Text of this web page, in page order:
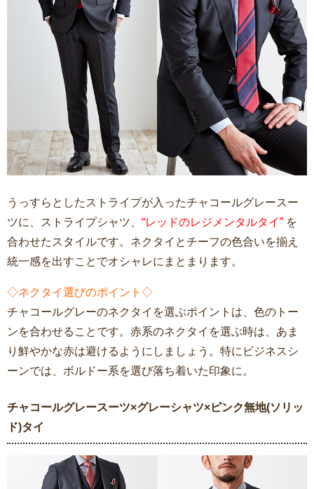
うっすらとしたストライプが入ったチャコールグレースー
ツに、ストライプシャツ、 “レッドのレジメンタルタイ” を
合わせたスタイルです。ネクタイとチーフの色合いを揃え
統一感を出すことでオシャレにまとまります。
◇ネクタイ選びのポイント◇
チャコールグレーのネクタイを選ぶポイントは、色のトー
ンを合わせることです。赤系のネクタイを選ぶ時は、あま
り鮮やかな赤は避けるようにしましょう。特にビジネスシ
ーンでは、ボルドー系を選び落ち着いた印象に。
チャコールグレースーツ×グレーシャツ×ピンク無地(ソリッ
ド)タイ